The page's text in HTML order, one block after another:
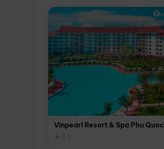
Vinpearl Resort & Spa Phu Quoc
★ 5.0